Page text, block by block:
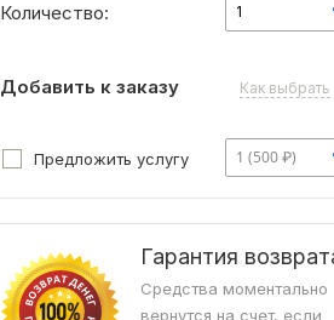
Количество: 1
Добавить к заказу Как выбрать
Предложить услугу 1 (500 ₽)
Гарантия
Средства моментально
вернутся на счет, если